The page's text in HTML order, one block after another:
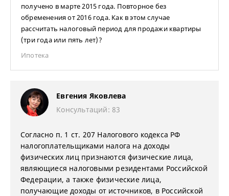
получено в марте 2015 года. Повторное без
обременения от 2016 года. Как в этом случае
рассчитать налоговый период для продажи квартиры
(три года или пять лет)?
Ипотека
Евгения Яковлева
Консультаций: 83
Согласно п. 1 ст. 207 Налогового кодекса РФ
налогоплательщиками налога на доходы
физических лиц признаются физические лица,
являющиеся налоговыми резидентами Российской
Федерации, а также физические лица,
получающие доходы от источников, в Российской